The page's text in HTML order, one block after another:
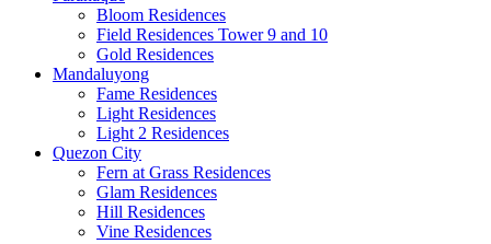
Bloom Residences
Field Residences Tower 9 and 10
Gold Residences
Mandaluyong
Fame Residences
Light Residences
Light 2 Residences
Quezon City
Fern at Grass Residences
Glam Residences
Hill Residences
Vine Residences